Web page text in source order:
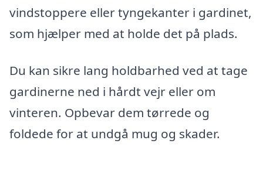
vindstoppere eller tyngekanter i gardinet,
som hjælper med at holde det på plads.
Du kan sikre lang holdbarhed ved at tage
gardinerne ned i hårdt vejr eller om
vinteren. Opbevar dem tørrede og
foldede for at undgå mug og skader.